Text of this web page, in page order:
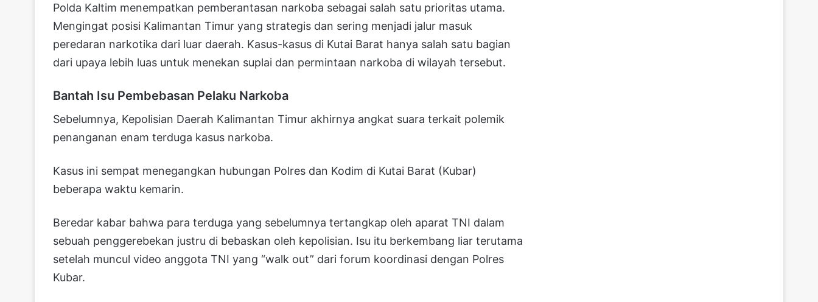
Polda Kaltim menempatkan pemberantasan narkoba sebagai salah satu prioritas utama.
Mengingat posisi Kalimantan Timur yang strategis dan sering menjadi jalur masuk
peredaran narkotika dari luar daerah. Kasus-kasus di Kutai Barat hanya salah satu bagian
dari upaya lebih luas untuk menekan suplai dan permintaan narkoba di wilayah tersebut.
Bantah Isu Pembebasan Pelaku Narkoba
Sebelumnya, Kepolisian Daerah Kalimantan Timur akhirnya angkat suara terkait polemik
penanganan enam terduga kasus narkoba.
Kasus ini sempat menegangkan hubungan Polres dan Kodim di Kutai Barat (Kubar)
beberapa waktu kemarin.
Beredar kabar bahwa para terduga yang sebelumnya tertangkap oleh aparat TNI dalam
sebuah penggerebekan justru di bebaskan oleh kepolisian. Isu itu berkembang liar terutama
setelah muncul video anggota TNI yang “walk out” dari forum koordinasi dengan Polres
Kubar.